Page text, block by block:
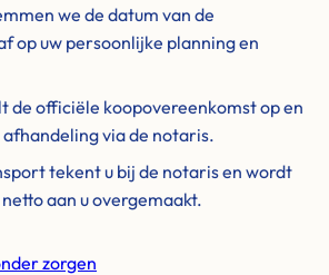
we de datum van de
op uw persoonlijke planning en
de officiële koopovereenkomst op en
via de notaris.
tekent u bij de notaris en wordt
aan u overgemaakt.
zorgen